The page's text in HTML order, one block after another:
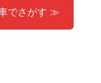
でさがす ≫